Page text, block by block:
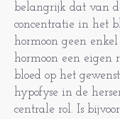
belangrijk dat van
concentratie in het
hormoon geen
hormoon een eigen
bloed op het
hypofyse in de
centrale rol. Is